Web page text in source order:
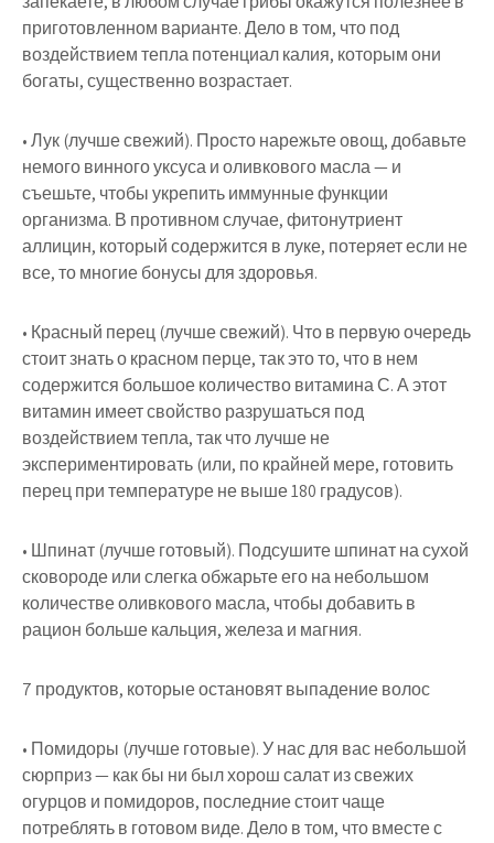
приготовленном варианте. Дело в том, что под
воздействием тепла потенциал калия, которым они
богаты, существенно возрастает.
• Лук (лучше свежий). Просто нарежьте овощ, добавьте
немого винного уксуса и оливкового масла — и
съешьте, чтобы укрепить иммунные функции
организма. В противном случае, фитонутриент
аллицин, который содержится в луке, потеряет если не
все, то многие бонусы для здоровья.
• Красный перец (лучше свежий). Что в первую очередь
стоит знать о красном перце, так это то, что в нем
содержится большое количество витамина С. А этот
витамин имеет свойство разрушаться под
воздействием тепла, так что лучше не
экспериментировать (или, по крайней мере, готовить
перец при температуре не выше 180 градусов).
• Шпинат (лучше готовый). Подсушите шпинат на сухой
сковороде или слегка обжарьте его на небольшом
количестве оливкового масла, чтобы добавить в
рацион больше кальция, железа и магния.
7 продуктов, которые остановят выпадение волос
• Помидоры (лучше готовые). У нас для вас небольшой
сюрприз — как бы ни был хорош салат из свежих
огурцов и помидоров, последние стоит чаще
потреблять в готовом виде. Дело в том, что вместе с